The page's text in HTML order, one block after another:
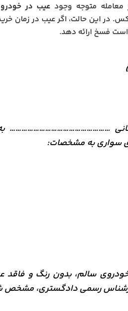
معامله متوجه وجودعیب در خودرو
در این حالت، اگر عیب در زمان
فسخ ارائه دهد.
……………………………………………
سواری به مشخصات:
سالم، بدون رنگ و فاقد
رسمی دادگستری، مشخص